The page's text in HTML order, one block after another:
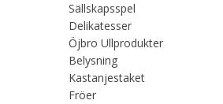
Sällskapsspel
Delikatesser
Öjbro Ullprodukter
Belysning
Kastanjestaket
Fröer